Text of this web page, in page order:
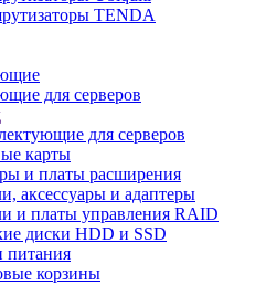
TENDA
для серверов
для серверов
карты
и платы расширения
аксессуары и адаптеры
и платы управления RAID
диски HDD и SSD
питания
корзины